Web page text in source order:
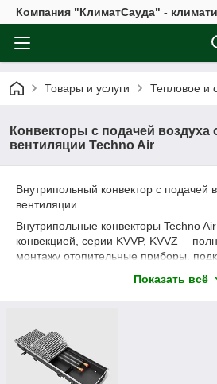
Компания "КлиматСауда" -
Товары и услуги Тепловое и
Конвекторы с подачей воздуха
вентиляции Techno Air
Внутрипольный конвектор с подачей
вентиляции
Внутрипольные конвекторы Techno
конвекцией, серии KVVP, KVVZ—
монтажу отопительные приборы,
отопления. Могут использоваться как
помещениях. Конструкцией
подвод приточного воздуха от
равномерное распределение его в
модуле по всей длине конвектора.
Показать всё